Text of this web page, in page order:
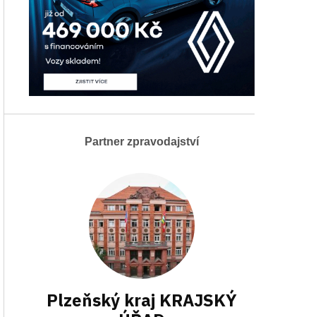
Partner zpravodajství
Plzeňský kraj KRAJSKÝ